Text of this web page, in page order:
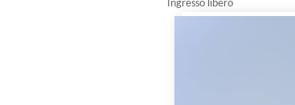
Ingresso libero